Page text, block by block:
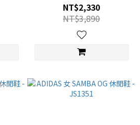
NT$2,330
NT$3,890